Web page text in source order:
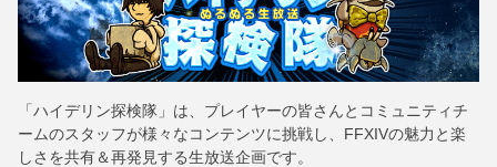
「ハイデリン探検隊」は、プレイヤーの皆さんとコミュニティチ
ームのスタッフが様々なコンテンツに挑戦し、FFXIVの魅力と楽
しさを共有＆再発見する生放送企画です。